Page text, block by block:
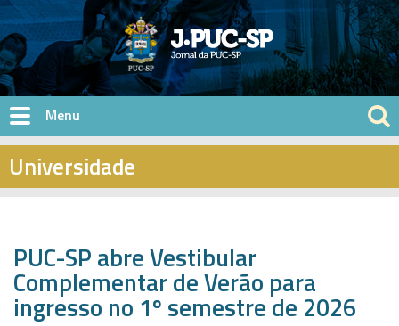
Pular para o conteúdo principal
Universidade
PUC-SP abre Vestibular
Complementar de Verão para
ingresso no 1º semestre de 2026